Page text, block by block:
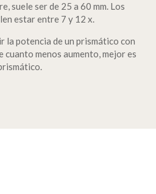
suele ser de 25 a 60 mm. Los
estar entre 7 y 12 x.
la potencia de un prismático con
cuanto menos aumento, mejor es